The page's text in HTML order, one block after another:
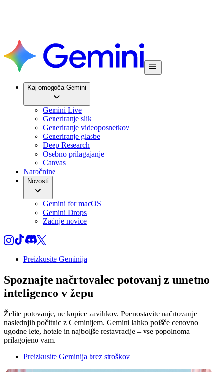
Kaj omogoča Gemini
Gemini Live
Generiranje slik
Generiranje videoposnetkov
Generiranje glasbe
Deep Research
Osebno prilagajanje
Canvas
Naročnine
Novosti
Gemini for macOS
Gemini Drops
Zadnje novice
Preizkusite Geminija
Spoznajte načrtovalec potovanj z umetno
inteligenco v žepu
Želite potovanje, ne kopice zavihkov. Poenostavite načrtovanje
naslednjih počitnic z Geminijem. Gemini lahko poišče cenovno
ugodne lete, hotele in najboljše restavracije – vse popolnoma
prilagojeno vam.
Preizkusite Geminija brez stroškov